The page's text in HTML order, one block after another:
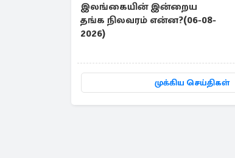
இலங்கையின் இன்றைய
தங்க நிலவரம் என்ன?(06-08-
2026)
முக்கிய செய்திகள்